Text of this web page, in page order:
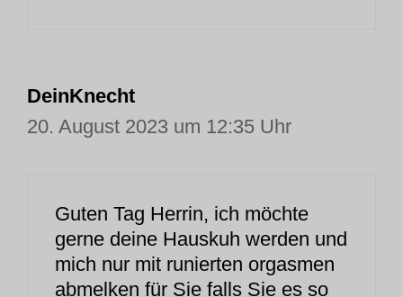
DeinKnecht
20. August 2023 um 12:35 Uhr
Guten Tag Herrin, ich möchte
gerne deine Hauskuh werden und
mich nur mit runierten orgasmen
abmelken für Sie falls Sie es so